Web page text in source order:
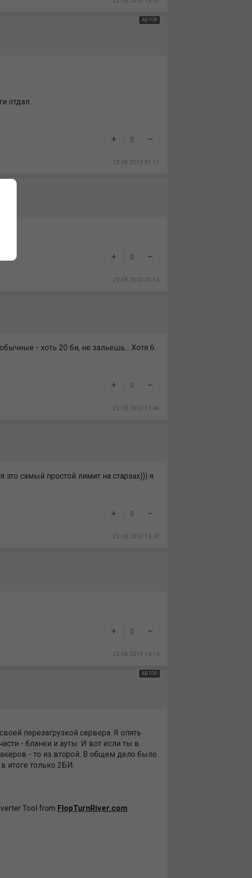
АВТОР
отдал.
23.08.2010 01:11
+ 0 –
23.08.2010 01:16
+ 0 –
- хоть 20 би, не зальешь... Хотя 6
23.08.2010 11:46
+ 0 –
самый простой лимит на старзах))) я
23.08.2010 13:47
+ 0 –
23.08.2010 14:10
+ 0 –
АВТОР
перезагрузкой сервера. Я опять
- бланки и ауты. И вот если ты в
- то из второй. В общем дело было
итоге только 2БИ.
Tool from FlopTurnRiver.com